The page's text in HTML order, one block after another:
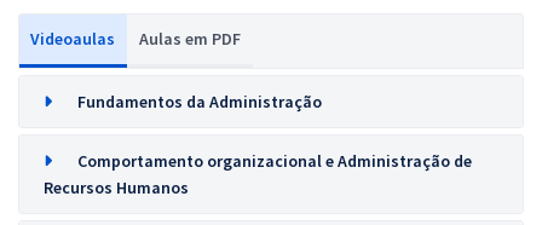
Videoaulas Aulas em PDF
Fundamentos da Administração
Comportamento organizacional e Administração de
Recursos Humanos